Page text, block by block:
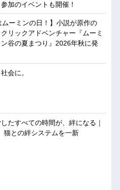
加のイベントも開催！
ムーミンの日！】小説が原作の
リックアドベンチャー『ムーミ
谷の夏まつり』2026年秋に発
会に。
たすべての時間が、絆になる｜
猫との絆システムを一新